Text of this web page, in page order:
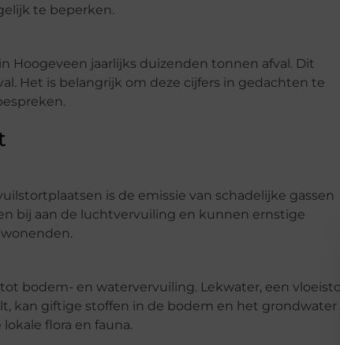
te beperken.
Hoogeveen jaarlijks duizenden tonnen afval. Dit
Het is belangrijk om deze cijfers in gedachten te
is de emissie van schadelijke gassen
bij aan de luchtvervuiling en kunnen ernstige
bodem- en watervervuiling. Lekwater, een
kan giftige stoffen in de bodem en het grondwater
flora en fauna.